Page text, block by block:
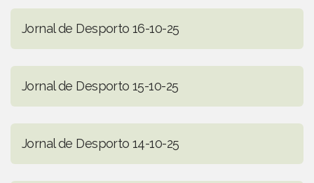
Jornal de Desporto 16-10-25
Jornal de Desporto 15-10-25
Jornal de Desporto 14-10-25